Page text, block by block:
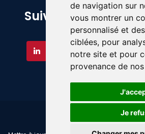
de navigation sur
vous montrer un
personnalisé et
ciblées, pour
notre site et pour
provenance de
Je
Suivez-nous
A.FOY - Matériel